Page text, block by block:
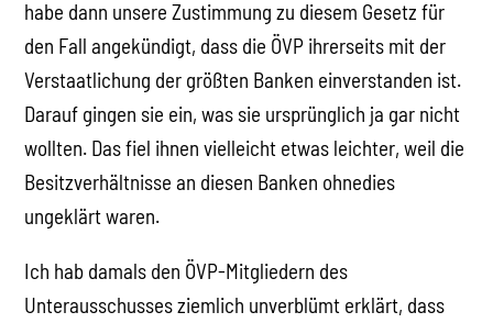
habe dann unsere Zustimmung zu diesem Gesetz für
den Fall angekündigt, dass die ÖVP ihrerseits mit der
Verstaatlichung der größten Banken einverstanden ist.
Darauf gingen sie ein, was sie ursprünglich ja gar nicht
wollten. Das fiel ihnen vielleicht etwas leichter, weil die
Besitzverhältnisse an diesen Banken ohnedies
ungeklärt waren.
Ich hab damals den ÖVP-Mitgliedern des
Unterausschusses ziemlich unverblümt erklärt, dass